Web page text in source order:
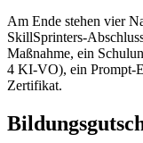
Am Ende stehen vier
SkillSprinters-
Maßnahme, ein
4 KI-VO), ein Prompt-
Zertifikat.